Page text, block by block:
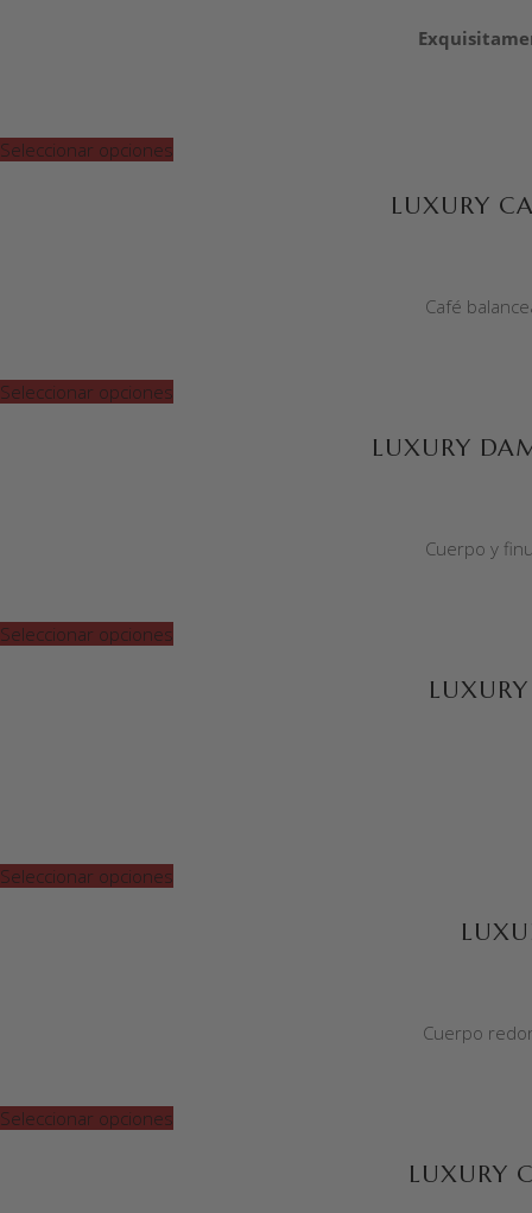
Seleccionar opciones
LUXURY
Café
Seleccionar opciones
LUXURY
Cuerpo y
Seleccionar opciones
Seleccionar opciones
Cuerpo
Seleccionar opciones
LUXURY